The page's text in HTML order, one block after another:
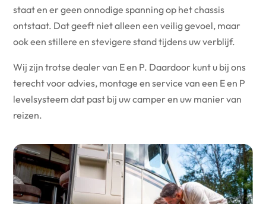
staat en er geen onnodige spanning op het chassis
ontstaat. Dat geeft niet alleen een veilig gevoel, maar
ook een stillere en stevigere stand tijdens uw verblijf.
Wij zijn trotse dealer van E en P. Daardoor kunt u bij ons
terecht voor advies, montage en service van een E en P
levelsysteem dat past bij uw camper en uw manier van
reizen.